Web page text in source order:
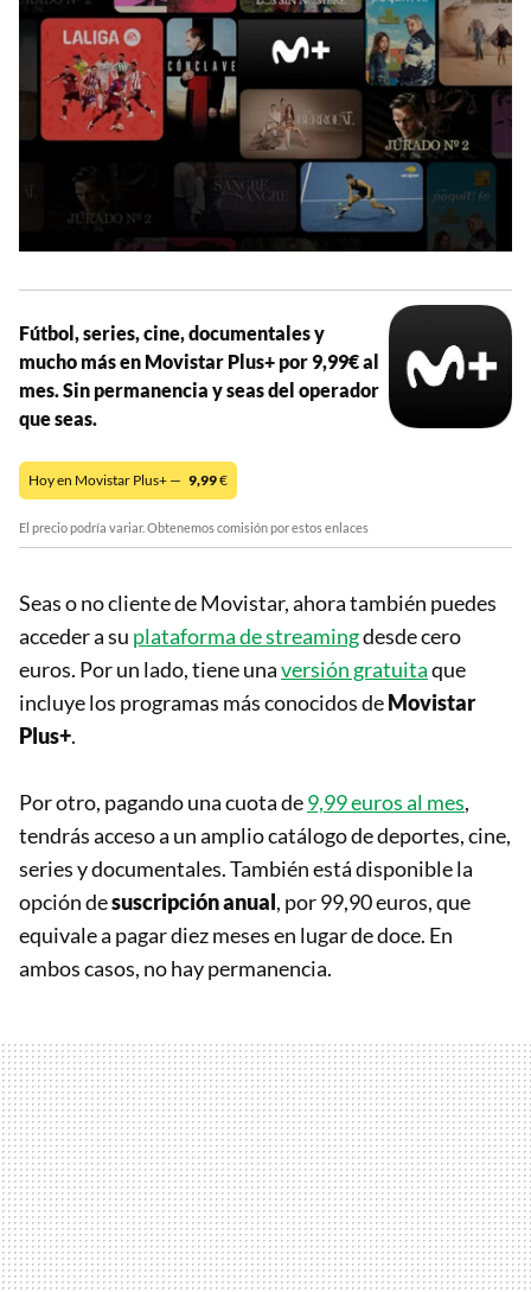
Fútbol, series, cine, documentales y
mucho más en Movistar Plus+ por 9,99€ al
mes. Sin permanencia y seas del operador
que seas.
Hoy en Movistar Plus+ — 9,99€
El precio podría variar. Obtenemos comisión por estos enlaces
Seas o no cliente de Movistar, ahora también puedes
acceder a su plataforma de streamingdesde cero
euros. Por un lado, tiene unaversión gratuitaque
incluye los programas más conocidos deMovistar
Plus+.
Por otro, pagando una cuota de9,99 euros al mes,
tendrás acceso a un amplio catálogo de deportes, cine,
series y documentales. También está disponible la
opción desuscripción anual, por 99,90 euros, que
equivale a pagar diez meses en lugar de doce. En
ambos casos, no hay permanencia.